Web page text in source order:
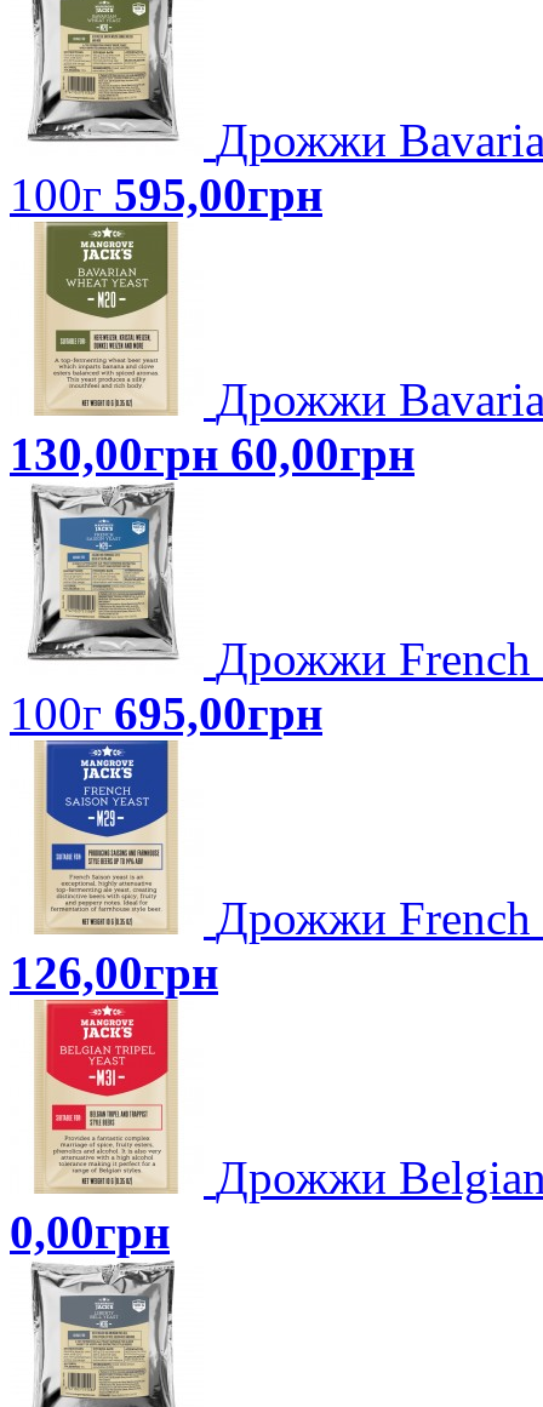
Дрожжи
100г 595,00грн
Дрожжи
130,00грн 60,00грн
Дрожжи French
100г 695,00грн
Дрожжи French
126,00грн
Дрожжи Belgian
0,00грн